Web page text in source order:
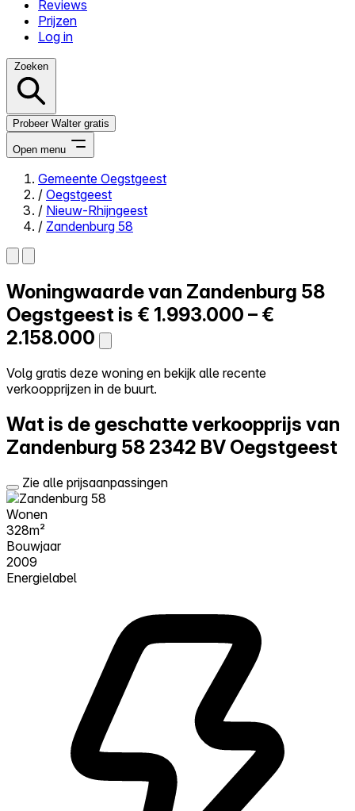
Reviews
Prijzen
Log in
Zoeken
Probeer Walter gratis
Open menu
Close menu
Zelf kopen
Alles-in-één
Reviews
Prijzen
Log in
Probeer Walter gratis
Gemeente Oegstgeest
/ Oegstgeest
/ Nieuw-Rhijngeest
/ Zandenburg 58
Woningwaarde van Zandenburg 58
Oegstgeest is € 1.993.000 – €
2.158.000
Volg gratis deze woning en bekijk alle recente
verkoopprijzen in de buurt.
Wat is de geschatte verkoopprijs van
Zandenburg 58 2342 BV Oegstgeest
Zie alle prijsaanpassingen
Wonen
328m²
Bouwjaar
2009
Energielabel